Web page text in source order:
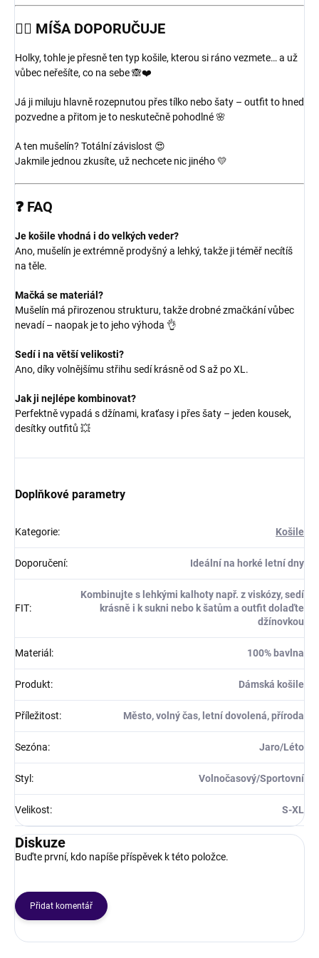
💁‍♀️ MÍŠA DOPORUČUJE
Holky, tohle je přesně ten typ košile, kterou si ráno vezmete… a už
vůbec neřešíte, co na sebe 🙈❤️
Já ji miluju hlavně rozepnutou přes tílko nebo šaty – outfit to hned
pozvedne a přitom je to neskutečně pohodlné 🌸
A ten mušelín? Totální závislost 😍
Jakmile jednou zkusíte, už nechcete nic jiného 💛
❓ FAQ
Je košile vhodná i do velkých veder?
Ano, mušelín je extrémně prodyšný a lehký, takže ji téměř necítíš
na těle.
Mačká se materiál?
Mušelín má přirozenou strukturu, takže drobné zmačkání vůbec
nevadí – naopak je to jeho výhoda 👌
Sedí i na větší velikosti?
Ano, díky volnějšímu střihu sedí krásně od S až po XL.
Jak ji nejlépe kombinovat?
Perfektně vypadá s džínami, kraťasy i přes šaty – jeden kousek,
desítky outfitů 💥
Doplňkové parametry
Kategorie: Košile
Doporučení: Ideální na horké letní dny
FIT:
Kombinujte s lehkými kalhoty např. z viskózy, sedí
krásně i k sukni nebo k šatům a outfit dolaďte
džínovkou
Materiál : 100% bavlna
Produkt: Dámská košile
Příležitost: Město, volný čas, letní dovolená, příroda
Sezóna: Jaro/Léto
Styl : Volnočasový/Sportovní
Velikost: S-XL
Diskuze
Buďte první, kdo napíše příspěvek k této položce.
Přidat komentář